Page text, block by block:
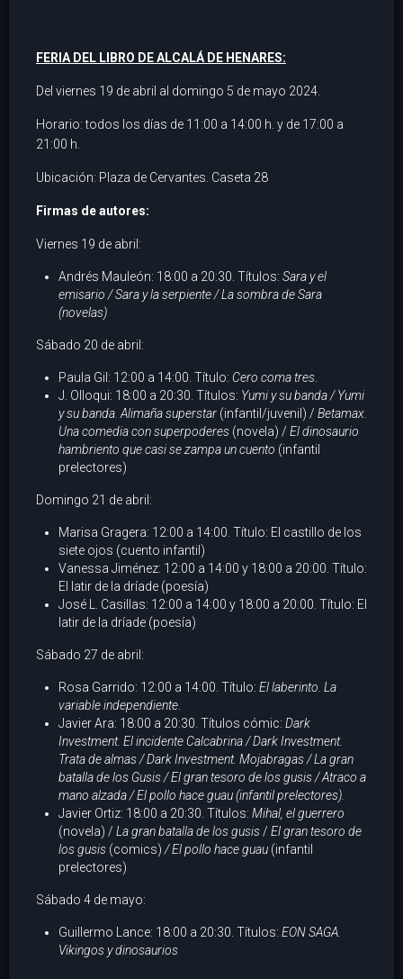
FERIA DEL LIBRO DE ALCALÁ DE HENARES:
Del viernes 19 de abril al domingo 5 de mayo 2024.
Horario: todos los días de 11:00 a 14:00 h. y de 17:00 a
21:00 h.
Ubicación: Plaza de Cervantes. Caseta 28
Firmas de autores:
Viernes 19 de abril:
Andrés Mauleón: 18:00 a 20:30. Títulos: Sara y el
emisario / Sara y la serpiente / La sombra de Sara
(novelas)
Sábado 20 de abril:
Paula Gil: 12:00 a 14:00. Título: Cero coma tres
J. Olloqui: 18:00 a 20:30. Títulos: Yumi y su banda / Yumi
y su banda. Alimaña superstar (infantil/juvenil) / Betamax.
Una comedia con superpoderes (novela) / El dinosaurio
hambriento que casi se zampa un cuento (infantil
prelectores)
Domingo 21 de abril:
Marisa Gragera: 12:00 a 14:00. Título: El castillo de los
siete ojos (cuento infantil)
Vanessa Jiménez: 12:00 a 14:00 y 18:00 a 20:00. Título:
El latir de la dríade (poesía)
José L. Casillas: 12:00 a 14:00 y 18:00 a 20:00. Título: El
latir de la dríade (poesía)
Sábado 27 de abril:
Rosa Garrido: 12:00 a 14:00. Título: El laberinto. La
variable independiente
Javier Ara: 18:00 a 20:30. Títulos cómic: Dark
Investment. El incidente Calcabrina / Dark Investment.
Trata de almas /Dark Investment. Mojabragas/ La gran
batalla de los Gusis / El gran tesoro de los gusis / Atraco a
mano alzada/ El pollo hace guau(infantil prelectores).
Javier Ortiz: 18:00 a 20:30. Títulos: Mihal, el guerrero
(novela) / La gran batalla de los gusis / El gran tesoro de
los gusis (comics) / El pollo hace guau (infantil
prelectores)
Sábado 4 de mayo:
Guillermo Lance: 18:00 a 20:30. Títulos: EON SAGA.
Vikingos y dinosaurios